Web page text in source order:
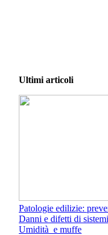
Ultimi articoli
Patologie edilizie:
Danni e difetti di
Umidità e muffe